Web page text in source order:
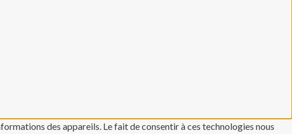
des appareils. Le fait de consentir à ces technologies nous